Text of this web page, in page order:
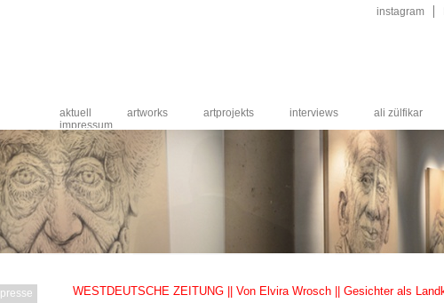
Navigation
instagram
Navigation
überspringen
aktuell artworks artprojekts interviews ali zülfikar
impressum
WESTDEUTSCHE ZEITUNG || Von Elvira Wrosch || Gesichter als
presse